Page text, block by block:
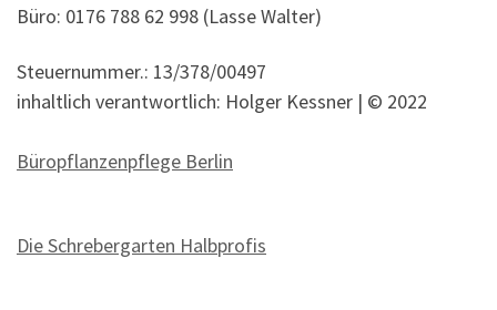
Büro: 0176 788 62 998 (Lasse Walter)
Steuernummer.: 13/378/00497
inhaltlich verantwortlich: Holger Kessner | © 2022
Büropflanzenpflege Berlin
Die Schrebergarten Halbprofis